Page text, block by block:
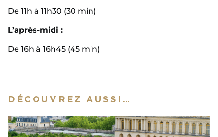
De 11h à 11h30 (30 min)
L’après-midi :
De 16h à 16h45 (45 min)
DÉCOUVREZ AUSSI…